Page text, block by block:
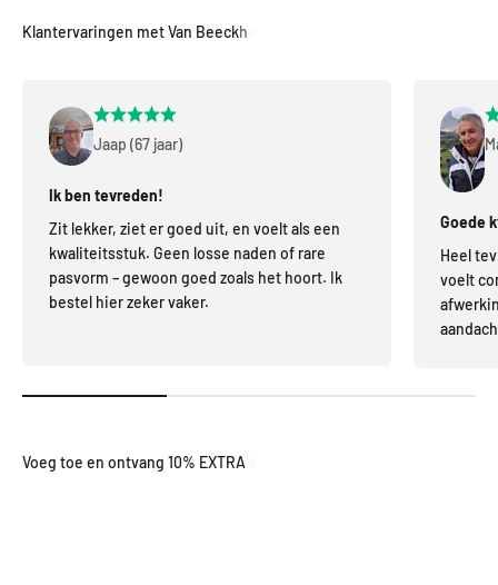
Jaap (67 jaar)
Ik ben tevreden!
Zit lekker, ziet er goed uit, en voelt als een
kwaliteitsstuk. Geen losse naden of rare
pasvorm – gewoon goed zoals het hoort. Ik
bestel hier zeker vaker.
Goede
Heel
voelt